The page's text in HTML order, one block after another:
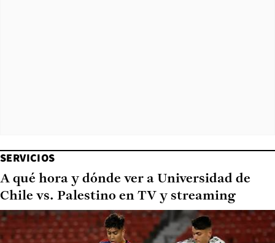
SERVICIOS
A qué hora y dónde ver a Universidad de
Chile vs. Palestino en TV y streaming